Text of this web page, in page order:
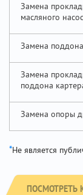
Замена
масляного
Замена
Замена
поддона
Замена опоры
*Не является
ПОСМОТРЕТЬ